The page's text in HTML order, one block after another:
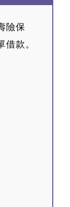
險保
款。